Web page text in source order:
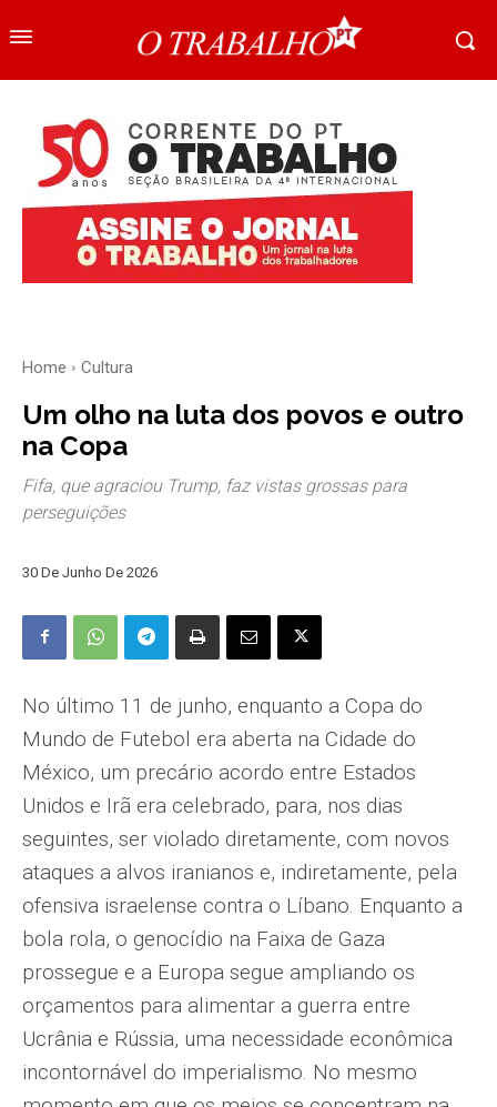
Home Cultura
Um olho na luta dos povos e outro
na Copa
Fifa, que agraciou Trump, faz vistas grossas para
perseguições
30 De Junho De 2026
No último 11 de junho, enquanto a Copa do
Mundo de Futebol era aberta na Cidade do
México, um precário acordo entre Estados
Unidos e Irã era celebrado, para, nos dias
seguintes, ser violado diretamente, com novos
ataques a alvos iranianos e, indiretamente, pela
ofensiva israelense contra o Líbano. Enquanto a
bola rola, o genocídio na Faixa de Gaza
prossegue e a Europa segue ampliando os
orçamentos para alimentar a guerra entre
Ucrânia e Rússia, uma necessidade econômica
incontornável do imperialismo. No mesmo